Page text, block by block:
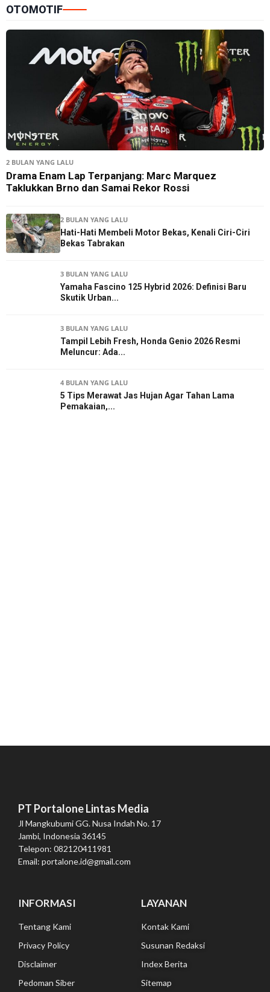
OTOMOTIF
2 BULAN YANG LALU
Drama Enam Lap Terpanjang: Marc Marquez
Taklukkan Brno dan Samai Rekor Rossi
2 BULAN YANG LALU
Hati-Hati Membeli Motor Bekas, Kenali Ciri-Ciri
Bekas Tabrakan
3 BULAN YANG LALU
Yamaha Fascino 125 Hybrid 2026: Definisi Baru
Skutik Urban...
3 BULAN YANG LALU
Tampil Lebih Fresh, Honda Genio 2026 Resmi
Meluncur: Ada...
4 BULAN YANG LALU
5 Tips Merawat Jas Hujan Agar Tahan Lama
Pemakaian,...
PT Portalone Lintas Media
Jl Mangkubumi GG. Nusa Indah No. 17
Jambi, Indonesia 36145
Telepon: 082120411981
Email: portalone.id@gmail.com
INFORMASI
Tentang Kami
Privacy Policy
Disclaimer
Pedoman Siber
LAYANAN
Kontak Kami
Susunan Redaksi
Index Berita
Sitemap